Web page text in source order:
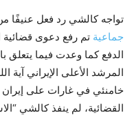
تواجه كالشي رد فعل عنيفًا
جماعية تم رفع دعوى
الدفع كما وعدت فيما يتعلق
المرشد الأعلى الإيراني آية
خامنئي في غارات على
القضائية، لم ينفذ كالشي